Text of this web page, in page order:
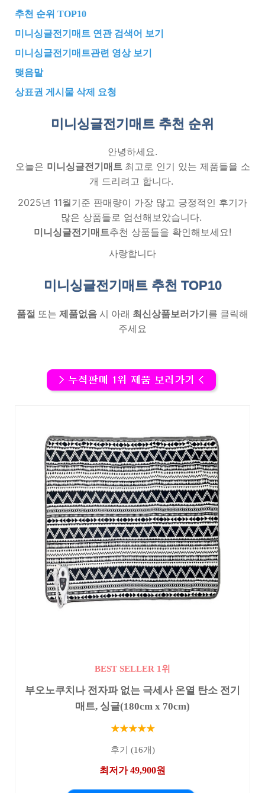
추천 순위 TOP10
미니싱글전기매트 연관 검색어 보기
미니싱글전기매트관련 영상 보기
맺음말
상표권 게시물 삭제 요청
미니싱글전기매트 추천 순위
안녕하세요.
오늘은 미니싱글전기매트 최고로 인기 있는 제품들을 소
개 드리려고 합니다.
2025년 11월기준 판매량이 가장 많고 긍정적인 후기가
많은 상품들로 엄선해보았습니다.
미니싱글전기매트추천 상품들을 확인해보세요!
사랑합니다
미니싱글전기매트 추천 TOP10
품절 또는 제품없음 시 아래 최신상품보러가기 를 클릭해
주세요
BEST SELLER 1위
부오노쿠치나 전자파 없는 극세사 온열 탄소 전기
매트, 싱글(180cm x 70cm)
★★★★★
후기 (16개)
최저가 49,900원